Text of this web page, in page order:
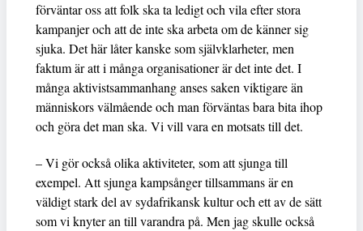
förväntar oss att folk ska ta ledigt och vila efter stora
kampanjer och att de inte ska arbeta om de känner sig
sjuka. Det här låter kanske som självklarheter, men
faktum är att i många organisationer är det inte det. I
många aktivistsammanhang anses saken viktigare än
människors välmående och man förväntas bara bita ihop
och göra det man ska. Vi vill vara en motsats till det.
– Vi gör också olika aktiviteter, som att sjunga till
exempel. Att sjunga kampsånger tillsammans är en
väldigt stark del av sydafrikansk kultur och ett av de sätt
som vi knyter an till varandra på. Men jag skulle också